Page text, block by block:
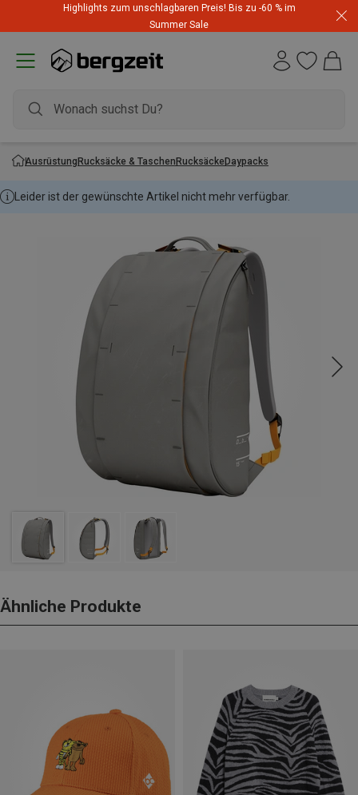
Highlights zum unschlagbaren Preis! Bis zu -60 % im
Summer Sale
AusrüstungRucksäcke & TaschenRucksäckeDaypacks
Leider ist der gewünschte Artikel nicht mehr verfügbar.
Ähnliche Produkte